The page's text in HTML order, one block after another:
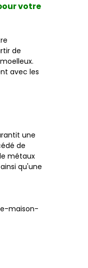
votre
de
avec les
une
de
métaux
qu'une
maison-